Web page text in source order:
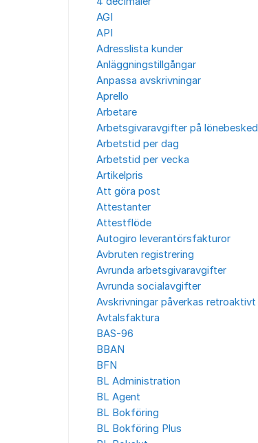
AGI
API
Adresslista kunder
Anläggningstillgångar
Anpassa avskrivningar
Aprello
Arbetare
Arbetsgivaravgifter på lönebesked
Arbetstid per dag
Arbetstid per vecka
Artikelpris
Att göra post
Attestanter
Attestflöde
Autogiro leverantörsfakturor
Avbruten registrering
Avrunda arbetsgivaravgifter
Avrunda socialavgifter
Avskrivningar påverkas retroaktivt
Avtalsfaktura
BAS-96
BBAN
BFN
BL Administration
BL Agent
BL Bokföring
BL Bokföring Plus